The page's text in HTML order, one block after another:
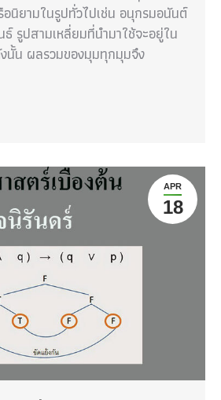
นิยามในรูปทั่วไปเช่น อนุกรมอนันต์
รูปสามเหลี่ยมที่นำมาใช้จะอยู่ใน
นั้น ผลรวมของมุมทุกมุมจึง
APR
18